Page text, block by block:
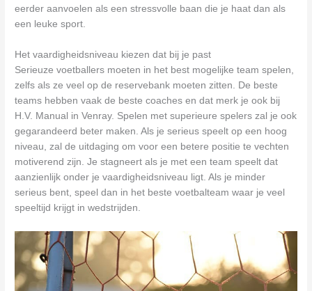
eerder aanvoelen als een stressvolle baan die je haat dan als
een leuke sport.
Het vaardigheidsniveau kiezen dat bij je past
Serieuze voetballers moeten in het best mogelijke team spelen,
zelfs als ze veel op de reservebank moeten zitten. De beste
teams hebben vaak de beste coaches en dat merk je ook bij
H.V. Manual in Venray. Spelen met superieure spelers zal je ook
gegarandeerd beter maken. Als je serieus speelt op een hoog
niveau, zal de uitdaging om voor een betere positie te vechten
motiverend zijn. Je stagneert als je met een team speelt dat
aanzienlijk onder je vaardigheidsniveau ligt. Als je minder
serieus bent, speel dan in het beste voetbalteam waar je veel
speeltijd krijgt in wedstrijden.